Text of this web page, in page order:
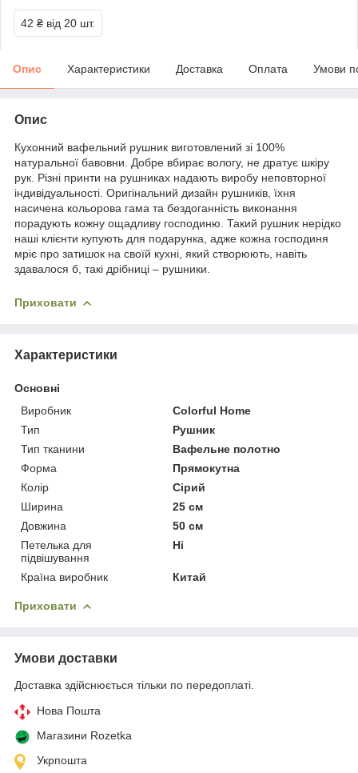
42 ₴ від 20 шт.
Опис Характеристики Доставка Оплата Умови
Опис
Кухонний вафельний рушник виготовлений зі 100%
натуральної бавовни. Добре вбирає вологу, не дратує шкіру
рук. Різні принти на рушниках надають виробу неповторної
індивідуальності. Оригінальний дизайн рушників, їхня
насичена кольорова гама та бездоганність виконання
порадують кожну ощадливу господиню. Такий рушник нерідко
наші клієнти купують для подарунка, адже кожна господиня
мріє про затишок на своїй кухні, який створюють, навіть
здавалося б, такі дрібниці – рушники.
Приховати
Характеристики
Основні
Виробник
Colorful Home
Тип
Рушник
Тип тканини
Вафельне полотно
Форма
Прямокутна
Колір
Сірий
Ширина
25 см
Довжина
50 см
Петелька для
підвішування
Ні
Країна виробник Китай
Приховати
Умови доставки
Доставка здійснюється тільки по передоплаті.
Нова Пошта
Магазини Rozetka
Укрпошта